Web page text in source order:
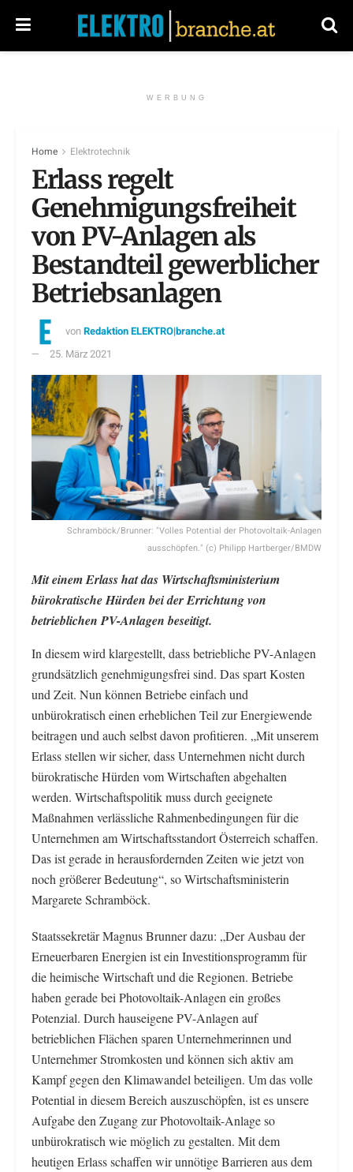
WERBUNG
Home Elektrotechnik
Erlass regelt
Genehmigungsfreiheit
von PV-Anlagen als
Bestandteil gewerblicher
Betriebsanlagen
vonRedaktion ELEKTRO|branche.at
25. März 2021
Schramböck/Brunner: "Volles Potential der Photovoltaik-Anlagen
ausschöpfen." (c) Philipp Hartberger/BMDW
Mit einem Erlass hat das Wirtschaftsministerium
bürokratische Hürden bei der Errichtung von
betrieblichen PV-Anlagen beseitigt.
In diesem wird klargestellt, dass betriebliche PV-Anlagen
grundsätzlich genehmigungsfrei sind. Das spart Kosten
und Zeit. Nun können Betriebe einfach und
unbürokratisch einen erheblichen Teil zur Energiewende
beitragen und auch selbst davon profitieren. „Mit unserem
Erlass stellen wir sicher, dass Unternehmen nicht durch
bürokratische Hürden vom Wirtschaften abgehalten
werden. Wirtschaftspolitik muss durch geeignete
Maßnahmen verlässliche Rahmenbedingungen für die
Unternehmen am Wirtschaftsstandort Österreich schaffen.
Das ist gerade in herausfordernden Zeiten wie jetzt von
noch größerer Bedeutung“, so Wirtschaftsministerin
Margarete Schramböck.
Staatssekretär Magnus Brunner dazu: „Der Ausbau der
Erneuerbaren Energien ist ein Investitionsprogramm für
die heimische Wirtschaft und die Regionen. Betriebe
haben gerade bei Photovoltaik-Anlagen ein großes
Potenzial. Durch hauseigene PV-Anlagen auf
betrieblichen Flächen sparen Unternehmerinnen und
Unternehmer Stromkosten und können sich aktiv am
Kampf gegen den Klimawandel beteiligen. Um das volle
Potential in diesem Bereich auszuschöpfen, ist es unsere
Aufgabe den Zugang zur Photovoltaik-Anlage so
unbürokratisch wie möglich zu gestalten. Mit dem
heutigen Erlass schaffen wir unnötige Barrieren aus dem